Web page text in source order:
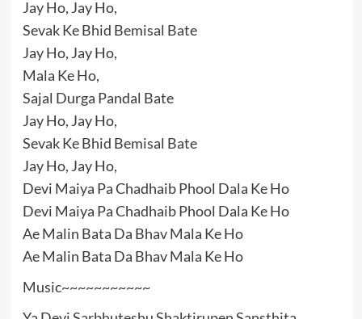
Jay Ho, Jay Ho,
Sevak Ke Bhid Bemisal Bate
Jay Ho, Jay Ho,
Mala Ke Ho,
Sajal Durga Pandal Bate
Jay Ho, Jay Ho,
Sevak Ke Bhid Bemisal Bate
Jay Ho, Jay Ho,
Devi Maiya Pa Chadhaib Phool Dala Ke Ho
Devi Maiya Pa Chadhaib Phool Dala Ke Ho
Ae Malin Bata Da Bhav Mala Ke Ho
Ae Malin Bata Da Bhav Mala Ke Ho
Music~~~~~~~~~~~